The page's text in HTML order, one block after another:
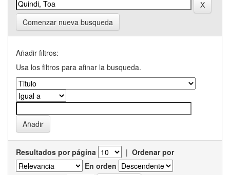
Comenzar nueva busqueda
Añadir filtros:
Usa los filtros para afinar la busqueda.
Resultados por página | Ordenar por
En orden